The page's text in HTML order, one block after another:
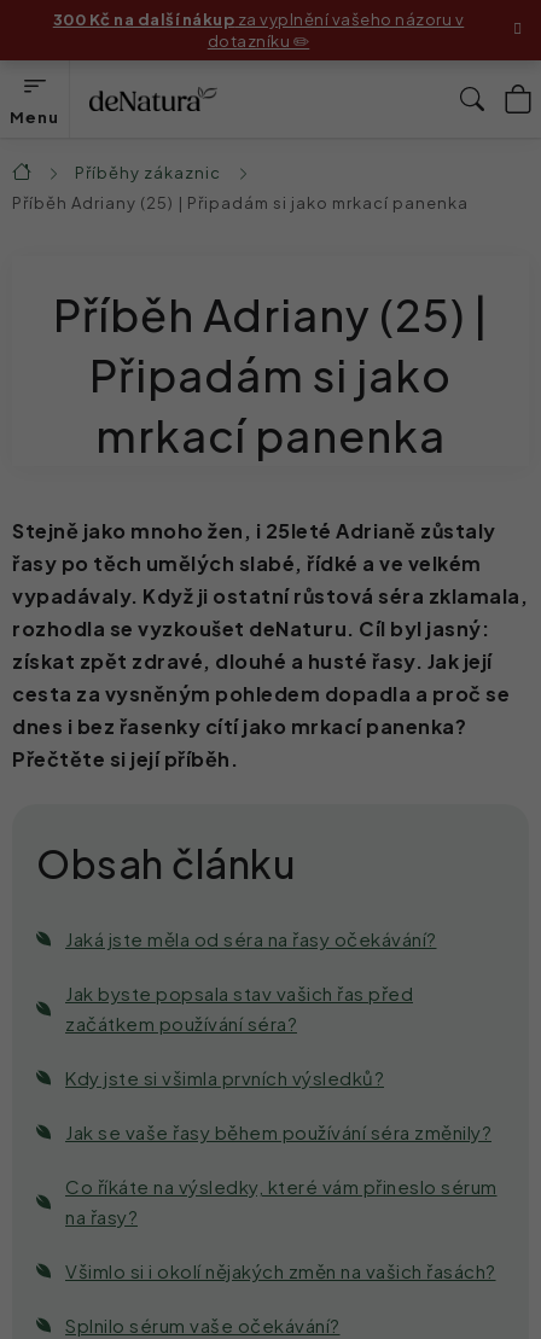
obsah
300 Kč na další nákup za vyplnění vašeho názoru v
dotazníku ✏️
Produkty
Náš příběh
Kontakt
Domů
Příběhy zákaznic
Příběh Adriany (25) | Připadám si jako mrkací panenka
Příběh Adriany (25) |
Připadám si jako
mrkací panenka
Stejně jako mnoho žen, i 25leté Adrianě zůstaly
řasy po těch umělých slabé, řídké a ve velkém
vypadávaly. Když ji ostatní růstová séra zklamala,
rozhodla se vyzkoušet deNaturu. Cíl byl jasný:
získat zpět zdravé, dlouhé a husté řasy. Jak její
cesta za vysněným pohledem dopadla a proč se
dnes i bez řasenky cítí jako mrkací panenka?
Přečtěte si její příběh.
Jaká jste měla od séra na řasy očekávání?
Jak byste popsala stav vašich řas před
začátkem používání séra?
Kdy jste si všimla prvních výsledků?
Jak se vaše řasy během používání séra změnily?
Co říkáte na výsledky, které vám přineslo sérum
na řasy?
Všimlo si i okolí nějakých změn na vašich řasách?
Splnilo sérum vaše očekávání?